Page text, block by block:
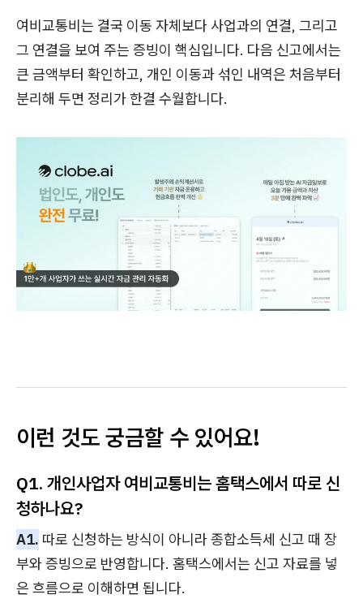
여비교통비는 결국 이동 자체보다 사업과의 연결, 그리고
그 연결을 보여 주는 증빙이 핵심입니다. 다음 신고에서는
큰 금액부터 확인하고, 개인 이동과 섞인 내역은 처음부터
분리해 두면 정리가 한결 수월합니다.
이런 것도 궁금할 수 있어요!
Q1. 개인사업자 여비교통비는 홈택스에서 따로 신
청하나요?
A1. 따로 신청하는 방식이 아니라 종합소득세 신고 때 장
부와 증빙으로 반영합니다. 홈택스에서는 신고 자료를 넣
은 흐름으로 이해하면 됩니다.